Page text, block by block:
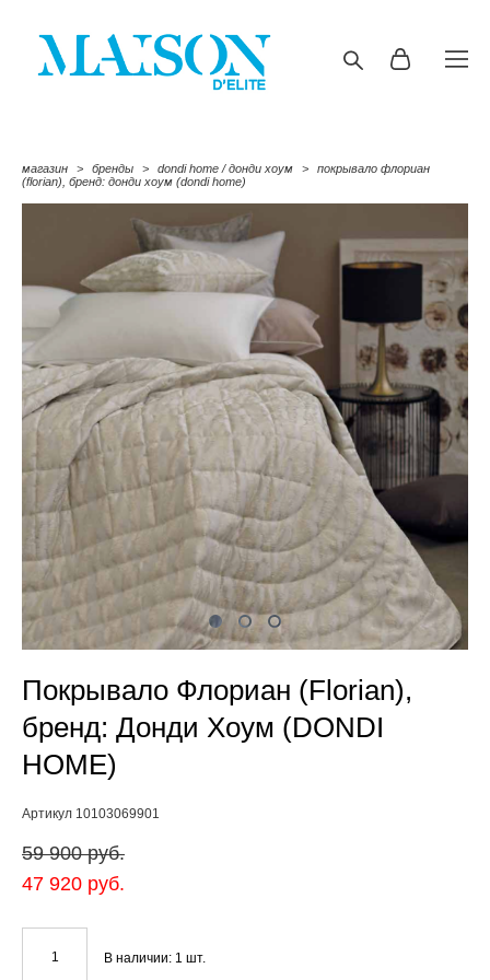
магазин > бренды > dondi home / донди хоум >
покрывало флориан
(florian), бренд: донди хоум (dondi home)
Покрывало Флориан (Florian),
бренд: Донди Хоум (DONDI
HOME)
Артикул 10103069901
59 900 pуб.
47 920 pуб.
В наличии: 1 шт.